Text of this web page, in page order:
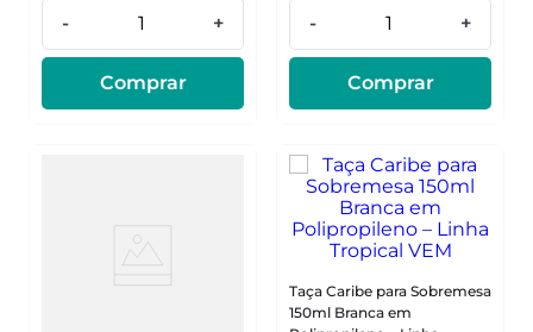
- +
Comprar
- +
Comprar
Taça Caribe para Sobremesa
150ml Branca em